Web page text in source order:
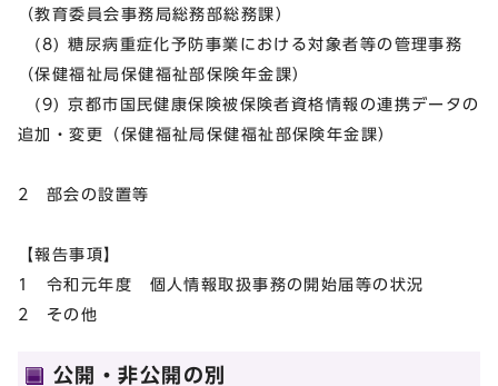
（教育委員会事務局総務部総務課）
(8) 糖尿病重症化予防事業における対象者等の管理事務
（保健福祉局保健福祉部保険年金課）
(9) 京都市国民健康保険被保険者資格情報の連携データの
追加・変更（保健福祉局保健福祉部保険年金課）
2 部会の設置等
【報告事項】
1 令和元年度 個人情報取扱事務の開始届等の状況
2 その他
公開・非公開の別